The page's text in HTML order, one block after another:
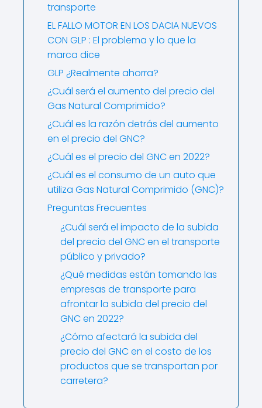
transporte
EL FALLO MOTOR EN LOS DACIA NUEVOS
CON GLP : El problema y lo que la
marca dice
GLP ¿Realmente ahorra?
¿Cuál será el aumento del precio del
Gas Natural Comprimido?
¿Cuál es la razón detrás del aumento
en el precio del GNC?
¿Cuál es el precio del GNC en 2022?
¿Cuál es el consumo de un auto que
utiliza Gas Natural Comprimido (GNC)?
Preguntas Frecuentes
¿Cuál será el impacto de la subida
del precio del GNC en el transporte
público y privado?
¿Qué medidas están tomando las
empresas de transporte para
afrontar la subida del precio del
GNC en 2022?
¿Cómo afectará la subida del
precio del GNC en el costo de los
productos que se transportan por
carretera?